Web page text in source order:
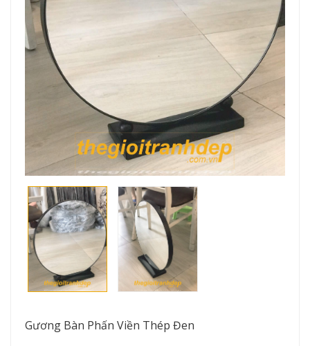
Gương Bàn Phấn Viền Thép Đen